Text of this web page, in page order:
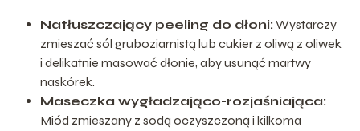
Natłuszczający peeling do dłoni: Wystarczy
zmieszać sól gruboziarnistą lub cukier z oliwą z oliwek
i delikatnie masować dłonie, aby usunąć martwy
naskórek.
Maseczka wygładzająco-rozjaśniająca:
Miód zmieszany z sodą oczyszczoną i kilkoma